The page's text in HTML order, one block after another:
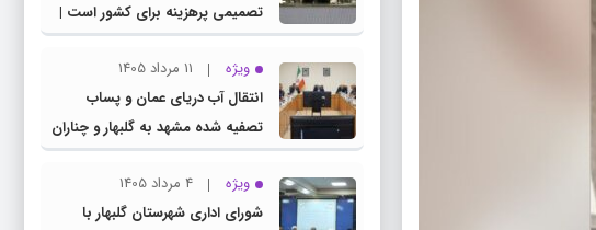
تصمیمی پرهزینه برای کشور است |
دولت، قاچاق سوخت و عوامل اصلی
ناترازی را محدود کند، نه سفره مردم
ویژه
11 مرداد 1405
انتقال آب دریای عمان و پساب
تصفیه شده مشهد به گلبهار و چناران
برای مصارف صنعتی و کشاورزی |
لزوم تسریع در اجرای پروژه‌های قطار
و آزادراه مشهد- گلبهار- چناران
ویژه
4 مرداد 1405
شورای اداری شهرستان گلبهار با